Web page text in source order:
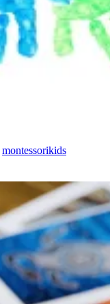
montessorikids